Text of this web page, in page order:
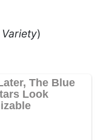
Variety)